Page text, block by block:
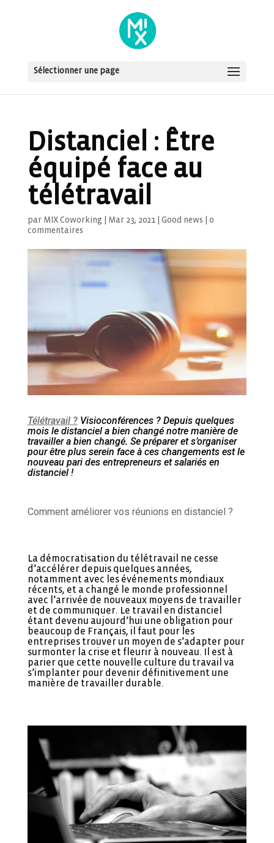
Sélectionner une page
Distanciel : Être
équipé face au
télétravail
par MIX Coworking Mar 23, 2021| Good news
0
commentaires
Télétravail ?Visioconférences ? Depuis quelques
mois le distanciel a bien changé notre manière de
travailler a bien changé. Se préparer et s’organiser
pour être plus serein face à ces changements est le
nouveau pari des entrepreneurs et salariés en
distanciel !
Comment améliorer vos réunions en distanciel ?
La démocratisation du télétravail ne cesse
d’accélérer depuis quelques années,
notamment avec les événements mondiaux
récents, et a changé le monde professionnel
avec l’arrivée de nouveaux moyens de travailler
et de communiquer. Le travail en distanciel
étant devenu aujourd’hui une obligation pour
beaucoup de Français, il faut pour les
entreprises trouver un moyen de s’adapter pour
surmonter la crise et fleurir à nouveau. Il est à
parier que cette nouvelle culture du travail va
s’implanter pour devenir définitivement une
manière de travailler durable.